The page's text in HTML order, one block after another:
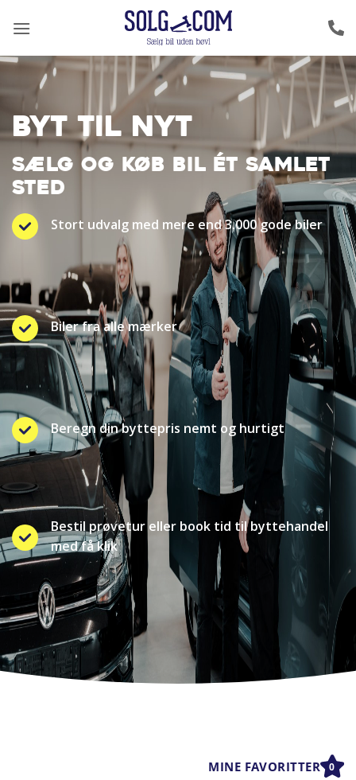
BYT TIL NYT
SÆLG OG KØB BIL ÉT SAMLET
STED
Stort udvalg med mere end 3.000 gode biler
Biler fra alle mærker
Beregn din byttepris nemt og hurtigt
Bestil prøvetur eller book tid til byttehandel
med få klik
MINE FAVORITTER 0